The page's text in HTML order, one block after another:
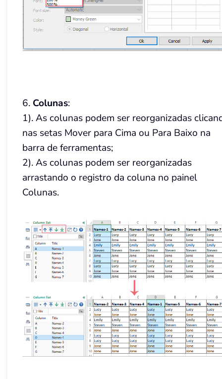
6. Colunas:
1). As colunas podem ser reorganizadas
nas setas Mover para Cima ou Para Baixo na
barra de ferramentas;
2). As colunas podem ser reorganizadas
arrastando o registro da coluna no painel
Colunas.